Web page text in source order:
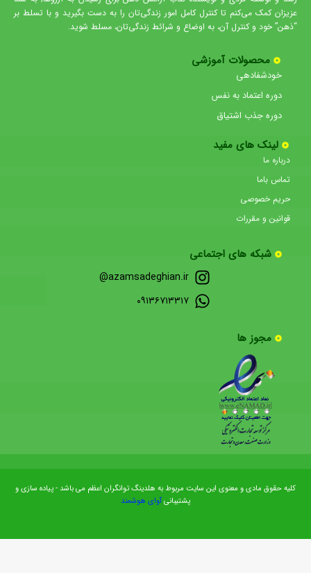
عزیزان کمک می‌کنم تا کنترل کامل امور زندگی‌تان را به دست بگیرید و با تسلط بر
“ذهن” خود و کنترل آن، به اوضاع و شرائط زندگی‌تان، مسلط شوید.
محصولات آموزشی
خودشفادهی
دوره اعتماد به نفس
دوره جذب اشتیاق
لینک های مفید
درباره ما
تماس باما
حریم خصوصی
قوانین و مقررات
شبکه های اجتماعی
azamsadeghian.ir@
۰۹۱۳۶۷۱۳۳۱۷
مجوز ها
کلیه حقوق مادی و معنوی این سایت مربوط به هلدینگ توانگران اعظم می باشد - پیاده سازی و
پشتیبانیآوای هوشمند